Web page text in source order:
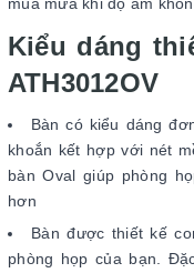
Kiểu dáng
ATH3012OV
Bàn có kiểu dáng
khoắn kết hợp với nét
bàn Oval giúp phòng
hơn
Bàn được thiết kế
phòng họp của bạn.